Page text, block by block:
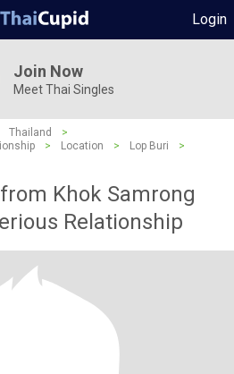
Login
Join Now
Meet Thai Singles
Thailand
>
> Location > Lop Buri
>
Khok Samrong
Relationship